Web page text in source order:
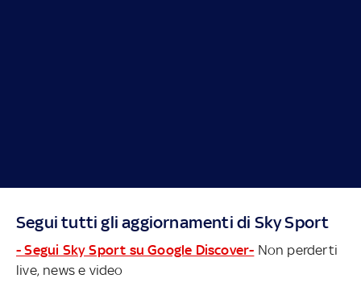
Segui tutti gli aggiornamenti di Sky Sport
- Segui Sky Sport su Google Discover- Non perderti
live, news e video